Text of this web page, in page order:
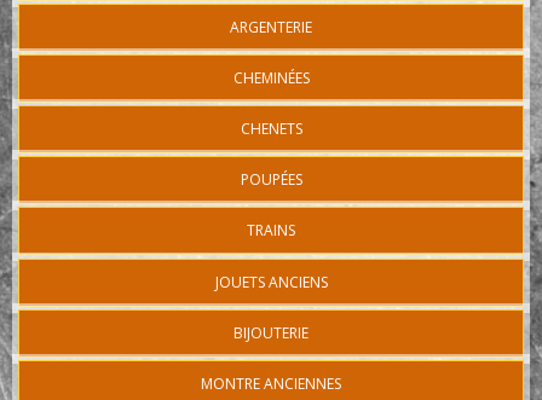
ARGENTERIE
CHEMINÉES
CHENETS
POUPÉES
TRAINS
JOUETS ANCIENS
BIJOUTERIE
MONTRE ANCIENNES